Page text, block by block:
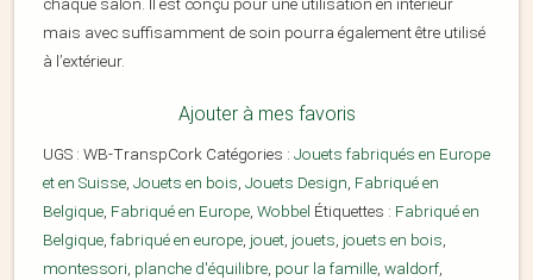
chaque salon. Il est conçu pour une utilisation en intérieur
mais avec suffisamment de soin pourra également être utilisé
à l’extérieur.
Ajouter à mes favoris
UGS : WB-TranspCork Catégories : Jouets fabriqués en Europe
et en Suisse, Jouets en bois, Jouets Design, Fabriqué en
Belgique, Fabriqué en Europe, Wobbel Étiquettes : Fabriqué en
Belgique, fabriqué en europe, jouet, jouets, jouets en bois,
montessori, planche d'équilibre, pour la famille, waldorf,